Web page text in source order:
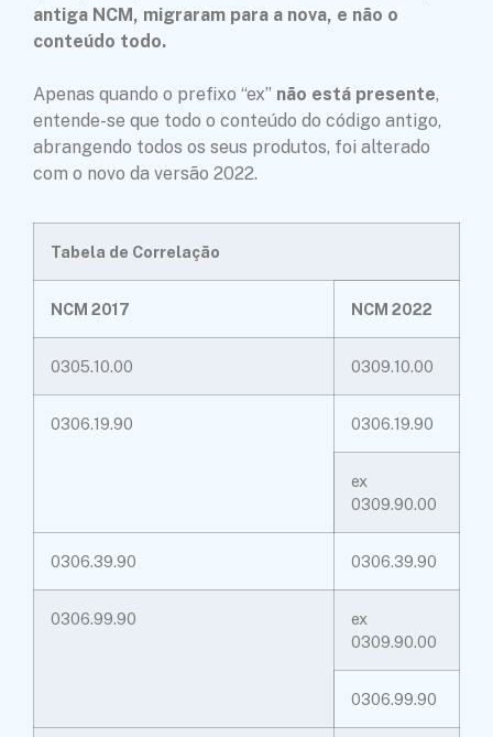
antiga NCM, migraram para a nova, e não o
conteúdo todo.
Apenas quando o prefixo “ex” não está presente,
entende-se que todo o conteúdo do código antigo,
abrangendo todos os seus produtos, foi alterado
com o novo da versão 2022.
Tabela de Correlação
NCM 2017 NCM 2022
0305.10.00 0309.10.00
0306.19.90 0306.19.90
ex
0309.90.00
0306.39.90 0306.39.90
0306.99.90
ex
0309.90.00
0306.99.90